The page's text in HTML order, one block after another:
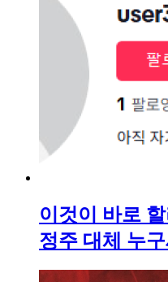
이것이 바로
정주 대체 누